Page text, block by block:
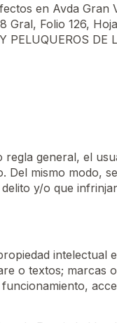
en Avda
Folio 126,
DE
general, el
Del mismo modo,
y/o que
intelectual
o textos; marcas